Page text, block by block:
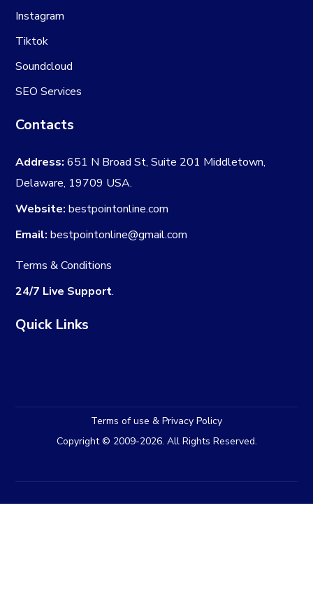
Instagram
Tiktok
Soundcloud
SEO Services
Contacts
Address: 651 N Broad St, Suite 201 Middletown,
Delaware, 19709 USA.
Website: bestpointonline.com
Email: bestpointonline@gmail.com
Terms & Conditions
24/7 Live Support.
Quick Links
Terms of use & Privacy Policy
Copyright © 2009-2026. All Rights Reserved.